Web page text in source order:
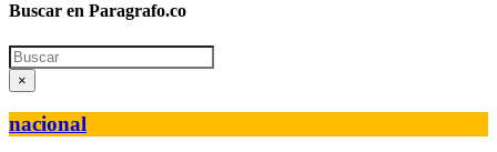
Buscar en Paragrafo.co
Search
×
nacional